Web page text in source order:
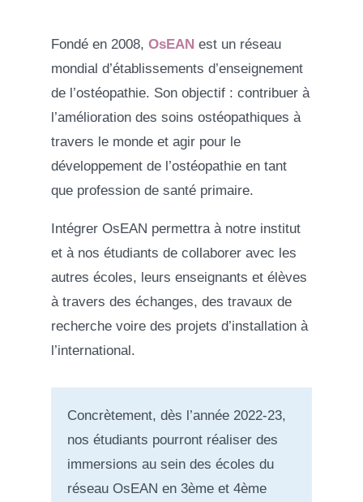
Fondé en 2008, OsEAN est un réseau
mondial d’établissements d’enseignement
de l’ostéopathie. Son objectif : contribuer à
l’amélioration des soins ostéopathiques à
travers le monde et agir pour le
développement de l’ostéopathie en tant
que profession de santé primaire.
Intégrer OsEAN permettra à notre institut
et à nos étudiants de collaborer avec les
autres écoles, leurs enseignants et élèves
à travers des échanges, des travaux de
recherche voire des projets d’installation à
l’international.
Concrètement, dès l’année 2022-23,
nos étudiants pourront réaliser des
immersions au sein des écoles du
réseau OsEAN en 3ème et 4ème